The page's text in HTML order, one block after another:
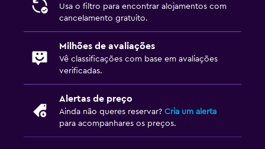
Usa o filtro para encontrar alojamentos com
cancelamento gratuito.
Milhões de avaliações
Vê classificações com base em avaliações
verificadas.
Alertas de preço
Ainda não queres reservar? Cria um alerta
para acompanhares os preços.